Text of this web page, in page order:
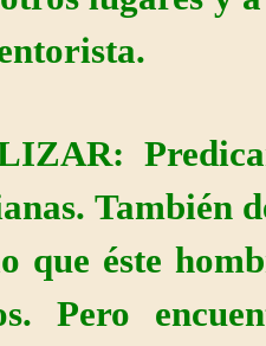
También
que éste
Pero